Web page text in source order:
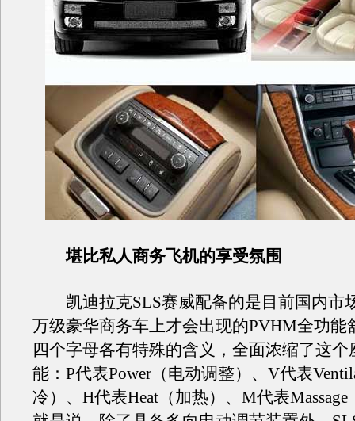
堪比私人商务飞机的享受氛围
凯迪拉克SLS赛威配备的是目前国内市
万级豪华商务车上才会出现的PVHM全功能
四个字母各有特殊的含义，全面浓缩了这个
能：P代表Power（电动调整）、V代表
冷）、H代表Heat（加热）、M代表